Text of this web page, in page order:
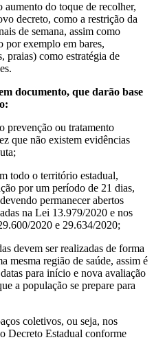
do toque de recolher,
decreto, como a restrição da
de semana, assim como
por exemplo em bares,
praias) como estratégia de
documento, que darão base
prevenção ou tratamento
que não existem evidências
todo o território estadual,
por um período de 21 dias,
permanecer abertos
na Lei 13.979/2020 e nos
2020 e 29.634/2020;
devem ser realizadas de forma
mesma região de saúde, assim é
para início e nova avaliação
a população se prepare para
coletivos, ou seja, nos
Decreto Estadual conforme